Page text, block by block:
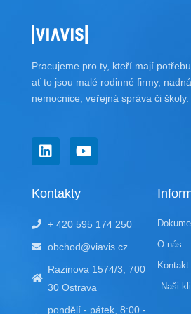
Pracujeme pro ty, kteří mají
ať to jsou malé rodinné firmy,
nemocnice, veřejná správa či školy.
L
i
e
n
Y
o
e
Kontakty
+ 420 595 174 250
obchod@viavis.cz
Razinova 1574/3, 700
30 Ostrava
pondělí - pátek, 8:00 -
O nás
Kontakt
Naši